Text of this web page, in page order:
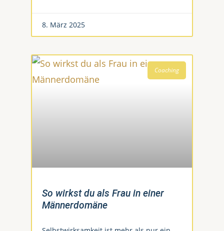
8. März 2025
Coaching
So wirkst du als Frau in einer
Männerdomäne